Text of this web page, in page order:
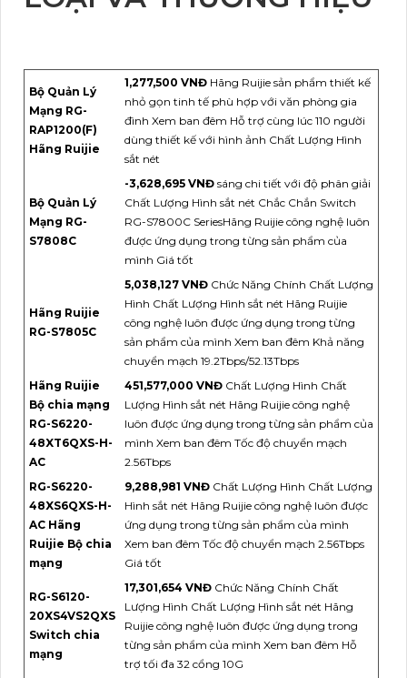
Bộ Quản Lý
Mạng RG-
RAP1200(F)
Hãng Ruijie
1,277,500 VNĐ Hãng Ruijie sản phẩm thiết kế
nhỏ gọn tinh tế phù hợp với văn phòng gia
đình Xem ban đêm Hỗ trợ cùng lúc 110 người
dùng thiết kế với hình ảnh Chất Lượng Hình
sắt nét
Bộ Quản Lý
Mạng RG-
S7808C
-3,628,695 VNĐ sáng chi tiết với độ phân giải
Chất Lượng Hình sắt nét Chắc Chắn Switch
RG-S7800C SeriesHãng Ruijie công nghệ luôn
được ứng dụng trong từng sản phẩm của
mình Giá tốt
Hãng Ruijie
RG-S7805C
5,038,127 VNĐ Chức Năng Chính Chất Lượng
Hình Chất Lượng Hình sắt nét Hãng Ruijie
công nghệ luôn được ứng dụng trong từng
sản phẩm của mình Xem ban đêm Khả năng
chuyển mạch 19.2Tbps/52.13Tbps
Hãng Ruijie
Bộ chia mạng
RG-S6220-
48XT6QXS-H-
AC
451,577,000 VNĐ Chất Lượng Hình Chất
Lượng Hình sắt nét Hãng Ruijie công nghệ
luôn được ứng dụng trong từng sản phẩm của
mình Xem ban đêm Tốc độ chuyển mạch
2.56Tbps
RG-S6220-
48XS6QXS-H-
AC Hãng
Ruijie Bộ chia
mạng
9,288,981 VNĐ Chất Lượng Hình Chất Lượng
Hình sắt nét Hãng Ruijie công nghệ luôn được
ứng dụng trong từng sản phẩm của mình
Xem ban đêm Tốc độ chuyển mạch 2.56Tbps
Giá tốt
RG-S6120-
20XS4VS2QXS
Switch chia
mạng
17,301,654 VNĐ Chức Năng Chính Chất
Lượng Hình Chất Lượng Hình sắt nét Hãng
Ruijie công nghệ luôn được ứng dụng trong
từng sản phẩm của mình Xem ban đêm Hỗ
trợ tối đa 32 cổng 10G